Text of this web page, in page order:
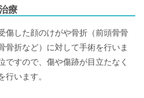
療
傷した顔のけがや骨折（前頭骨骨
骨折など）に対して手術を行いま
ですので、傷や傷跡が目立たなく
行います。